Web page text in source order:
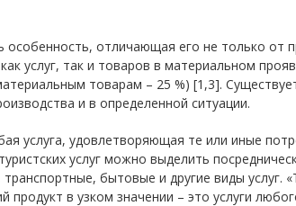
особенность, отличающая его не только от
услуг, так и товаров в материальном
товарам – 25 %) [1,3].
и в определенной ситуации.
услуга, удовлетворяющая те или иные
услуг можно выделить
бытовые и другие виды услуг.
продукт в узком значении – это услуги